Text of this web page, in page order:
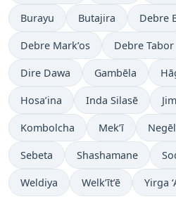
Burayu Butajira Debre
Debre Mark’os Debre Tabor
Dire Dawa Gambēla
Hosa’ina Inda Silasē
Kombolcha Mek’ī
Sebeta Shashamane
Weldiya Welk’īt’ē Yirga